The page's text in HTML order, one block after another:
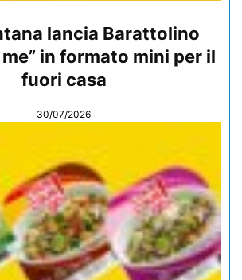
lancia Barattolino
in formato mini per il
fuori casa
30/07/2026